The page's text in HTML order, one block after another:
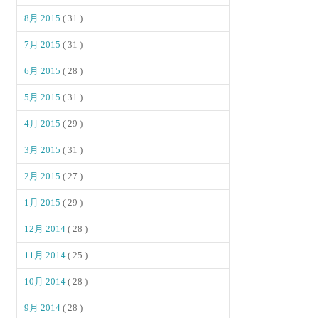
8月 2015( 31 )
7月 2015( 31 )
6月 2015( 28 )
5月 2015( 31 )
4月 2015( 29 )
3月 2015( 31 )
2月 2015( 27 )
1月 2015( 29 )
12月 2014( 28 )
11月 2014( 25 )
10月 2014( 28 )
9月 2014( 28 )